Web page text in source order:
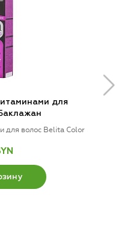
для
для волос Belita Color